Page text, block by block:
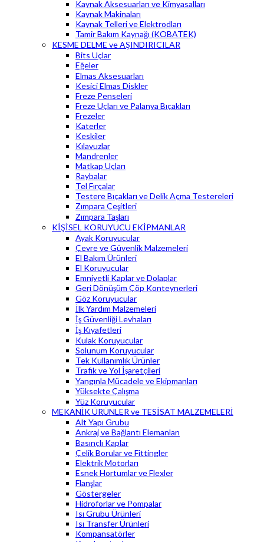
Kaynak Aksesuarları ve Kimyasalları
Kaynak Makinaları
Kaynak Telleri ve Elektrodları
Tamir Bakım Kaynağı (KOBATEK)
KESME DELME ve AŞINDIRICILAR
Bits Uçlar
Eğeler
Elmas Aksesuarları
Kesici Elmas Diskler
Freze Penseleri
Freze Uçları ve Palanya Bıçakları
Frezeler
Katerler
Keskiler
Kılavuzlar
Mandrenler
Matkap Uçları
Raybalar
Tel Fırçalar
Testere Bıçakları ve Delik Açma Testereleri
Zımpara Çeşitleri
Zımpara Taşları
KİŞİSEL KORUYUCU EKİPMANLAR
Ayak Koruyucular
Çevre ve Güvenlik Malzemeleri
El Bakım Ürünleri
El Koruyucular
Emniyetli Kaplar ve Dolaplar
Geri Dönüşüm Çöp Konteynerleri
Göz Koruyucular
İlk Yardım Malzemeleri
İş Güvenliği Levhaları
İş Kıyafetleri
Kulak Koruyucular
Solunum Koruyucular
Tek Kullanımlık Ürünler
Trafik ve Yol İşaretçileri
Yangınla Mücadele ve Ekipmanları
Yüksekte Çalışma
Yüz Koruyucular
MEKANİK ÜRÜNLER ve TESİSAT MALZEMELERİ
Alt Yapı Grubu
Ankraj ve Bağlantı Elemanları
Basınçlı Kaplar
Çelik Borular ve Fittingler
Elektrik Motorları
Esnek Hortumlar ve Flexler
Flanşlar
Göstergeler
Hidroforlar ve Pompalar
Isı Grubu Ürünleri
Isı Transfer Ürünleri
Kompansatörler